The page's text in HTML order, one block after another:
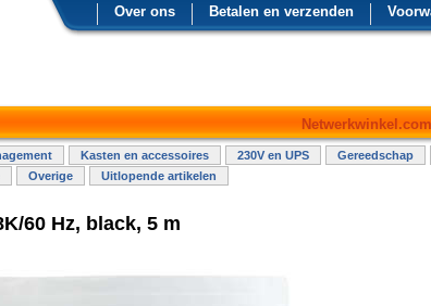
Betalen en verzenden
Over ons
Kasten en accessoires 230V en UPS Gereedschap
Overige Uitlopende artikelen
60 Hz, black, 5 m